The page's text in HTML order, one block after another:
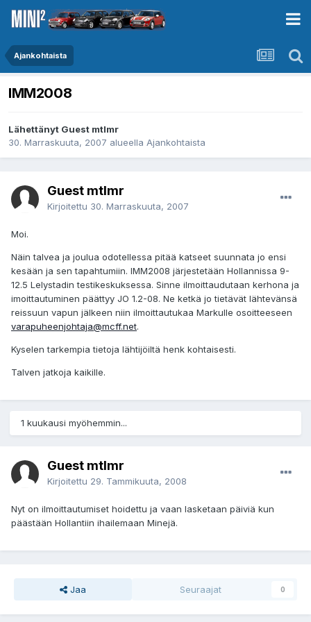
Ajankohtaista
IMM2008
Lähettänyt Guest mtlmr
30. Marraskuuta, 2007 alueella Ajankohtaista
Guest mtlmr
Kirjoitettu 30. Marraskuuta, 2007
Moi.
Näin talvea ja joulua odotellessa pitää katseet suunnata jo ensi
kesään ja sen tapahtumiin. IMM2008 järjestetään Hollannissa 9-
12.5 Lelystadin testikeskuksessa. Sinne ilmoittaudutaan kerhona ja
imoittautuminen päättyy JO 1.2-08. Ne ketkä jo tietävät lähtevänsä
reissuun vapun jälkeen niin ilmoittautukaa Markulle osoitteeseen
varapuheenjohtaja@mcff.net.
Kyselen tarkempia tietoja lähtijöiltä henk kohtaisesti.
Talven jatkoja kaikille.
1 kuukausi myöhemmin...
Guest mtlmr
Kirjoitettu 29. Tammikuuta, 2008
Nyt on ilmoittautumiset hoidettu ja vaan lasketaan päiviä kun
päästään Hollantiin ihailemaan Minejä.
Jaa Seuraajat 0